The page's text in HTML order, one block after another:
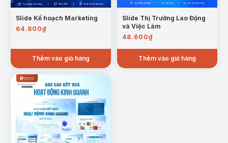
Slide Kế hoạch Marketing
64.800₫
Thêm vào giỏ hàng
Slide Thị Trường Lao Động
và Việc Làm
48.600₫
Thêm vào giỏ hàng